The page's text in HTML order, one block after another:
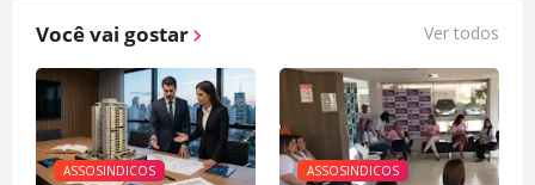
Você vai gostar Ver todos
ASSOSINDICOS ASSOSINDICOS